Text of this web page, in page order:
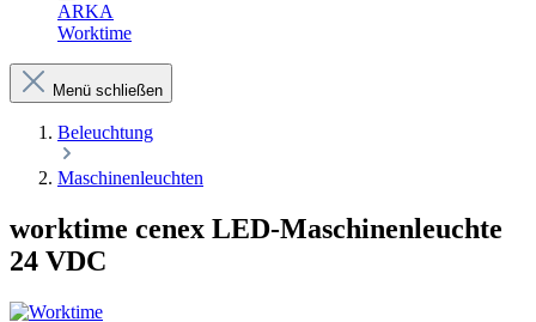
ARKA
Worktime
Menü schließen
Beleuchtung
Maschinenleuchten
worktime cenex LED-Maschinenleuchte
24 VDC